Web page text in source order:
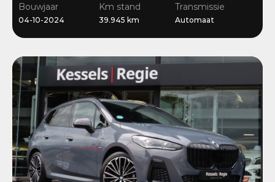
Massage |
Stuur/Stoelverwarming |
Bouwjaar
04-10-2024
Km stand
39.945 km
Transmissie
Automaat